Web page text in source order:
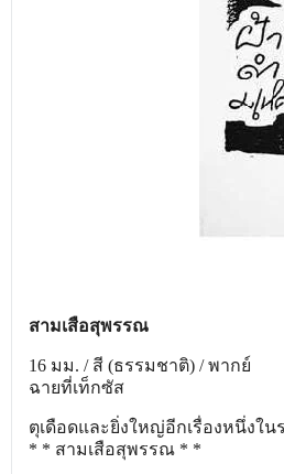
สามเสือสุพรรณ
16 มม. / สี (ธรรมชาติ) / พากย์
ฉายที่เท็กซัส
ตุเดือดและยิ่งใหญ่อีกเรื่องหนึ่งใน
* * สามเสือสุพรรณ * *